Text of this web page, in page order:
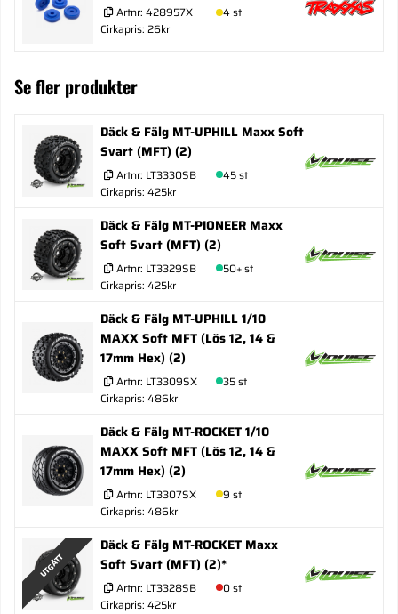
Artnr: 428957X
4 st
Cirkapris: 26kr
Se fler produkter
Däck & Fälg MT-UPHILL Maxx Soft
Svart (MFT) (2)
Artnr: LT3330SB
45 st
Cirkapris: 425kr
Däck & Fälg MT-PIONEER Maxx
Soft Svart (MFT) (2)
Artnr: LT3329SB
50+ st
Cirkapris: 425kr
Däck & Fälg MT-UPHILL 1/10
MAXX Soft MFT (Lös 12, 14 &
17mm Hex) (2)
Artnr: LT3309SX
35 st
Cirkapris: 486kr
Däck & Fälg MT-ROCKET 1/10
MAXX Soft MFT (Lös 12, 14 &
17mm Hex) (2)
Artnr: LT3307SX
9 st
Cirkapris: 486kr
UTGÅTT
Däck & Fälg MT-ROCKET Maxx
Soft Svart (MFT) (2)*
Artnr: LT3328SB
0 st
Cirkapris: 425kr